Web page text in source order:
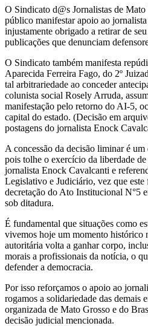
O Sindicato d@s Jornalistas de
público manifestar apoio ao
injustamente obrigado a retirar de
publicações que denunciam
O Sindicato também manifesta
Aparecida Ferreira Fago, do 2º
tal arbitrariedade ao conceder
colunista social Rosely Arruda,
manifestação pelo retorno do AI-5,
capital do estado. (Decisão em
postagens do jornalista Enock
A concessão da decisão liminar é
pois tolhe o exercício da liberdade
jornalista Enock Cavalcanti e
Legislativo e Judiciário, vez que este
decretação do Ato Institucional N°5
sob ditadura.
É fundamental que situações como
vivemos hoje um momento histórico
autoritária volta a ganhar corpo,
morais a profissionais da notícia, o
defender a democracia.
Por isso reforçamos o apoio ao
rogamos a solidariedade das demais
organizada de Mato Grosso e do
decisão judicial mencionada.